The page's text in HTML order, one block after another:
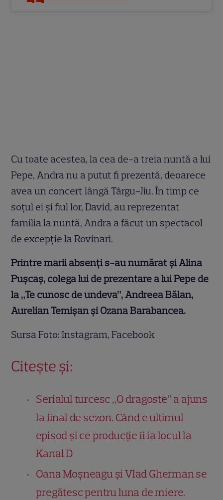
Cu toate acestea, la cea de-a treia nuntă a lui
Pepe, Andra nu a putut fi prezentă, deoarece
avea un concert lângă Târgu-Jiu. În timp ce
soțul ei și fiul lor, David, au reprezentat
familia la nuntă, Andra a făcut un spectacol
de excepție la Rovinari.
Printre marii absenți s-au numărat și Alina
Pușcaș, colega lui de prezentare a lui Pepe de
la „Te cunosc de undeva”, Andreea Bălan,
Aurelian Temișan și Ozana Barabancea.
Sursa Foto: Instagram, Facebook
Citește și:
Serialul turcesc „O dragoste” a ajuns
la final de sezon. Când e ultimul
episod și ce producție îi ia locul la
Kanal D
Oana Moșneagu și Vlad Gherman se
pregătesc pentru luna de miere.